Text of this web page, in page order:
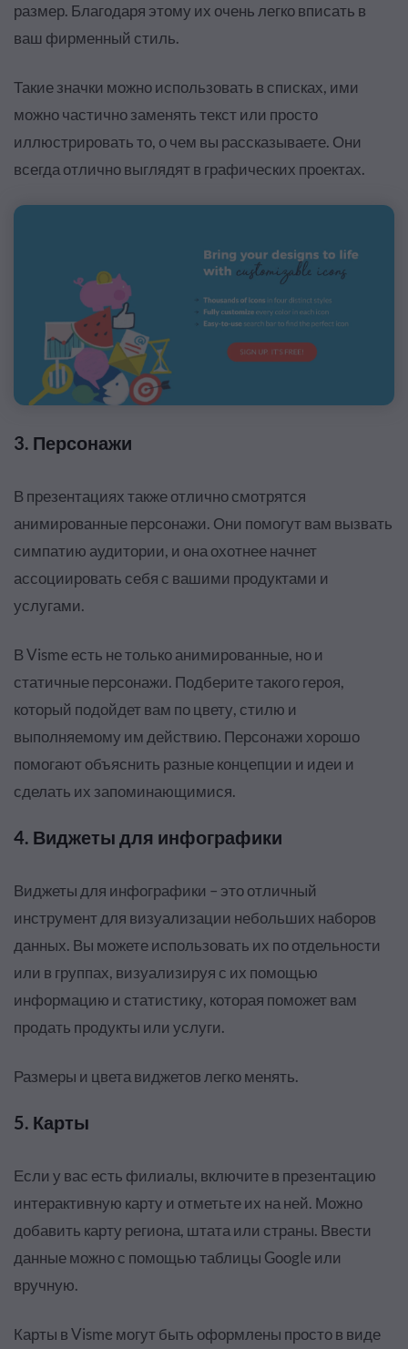
размер. Благодаря этому их очень легко вписать в
ваш фирменный стиль.
Такие значки можно использовать в списках, ими
можно частично заменять текст или просто
иллюстрировать то, о чем вы рассказываете. Они
всегда отлично выглядят в графических проектах.
3. Персонажи
В презентациях также отлично смотрятся
анимированные персонажи. Они помогут вам вызвать
симпатию аудитории, и она охотнее начнет
ассоциировать себя с вашими продуктами и
услугами.
В Visme есть не только анимированные, но и
статичные персонажи. Подберите такого героя,
который подойдет вам по цвету, стилю и
выполняемому им действию. Персонажи хорошо
помогают объяснить разные концепции и идеи и
сделать их запоминающимися.
4. Виджеты для инфографики
Виджеты для инфографики – это отличный
инструмент для визуализации небольших наборов
данных. Вы можете использовать их по отдельности
или в группах, визуализируя с их помощью
информацию и статистику, которая поможет вам
продать продукты или услуги.
Размеры и цвета виджетов легко менять.
5. Карты
Если у вас есть филиалы, включите в презентацию
интерактивную карту и отметьте их на ней. Можно
добавить карту региона, штата или страны. Ввести
данные можно с помощью таблицы Google или
вручную.
Карты в Visme могут быть оформлены просто в виде